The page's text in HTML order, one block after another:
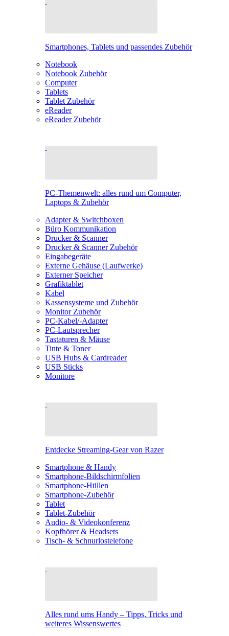
Smartphones, Tablets und passendes Zubehör
Notebook
Notebook Zubehör
Computer
Tablets
Tablet Zubehör
eReader
eReader Zubehör
PC-Themenwelt: alles rund um Computer,
Laptops & Zubehör
Adapter & Switchboxen
Büro Kommunikation
Drucker & Scanner
Drucker & Scanner Zubehör
Eingabegeräte
Externe Gehäuse (Laufwerke)
Externer Speicher
Grafiktablet
Kabel
Kassensysteme und Zubehör
Monitor Zubehör
PC-Kabel/-Adapter
PC-Lautsprecher
Tastaturen & Mäuse
Tinte & Toner
USB Hubs & Cardreader
USB Sticks
Monitore
Entdecke Streaming-Gear von Razer
Smartphone & Handy
Smartphone-Bildschirmfolien
Smartphone-Hüllen
Smartphone-Zubehör
Tablet
Tablet-Zubehör
Audio- & Videokonferenz
Kopfhörer & Headsets
Tisch- & Schnurlostelefone
Alles rund ums Handy – Tipps, Tricks und
weiteres Wissenswertes